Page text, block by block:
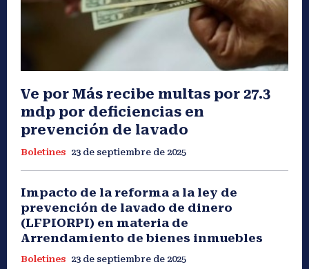
Ve por Más recibe multas por 27.3
mdp por deficiencias en
prevención de lavado
Boletines 23 de septiembre de 2025
Impacto de la reforma a la ley de
prevención de lavado de dinero
(LFPIORPI) en materia de
Arrendamiento de bienes inmuebles
Boletines 23 de septiembre de 2025